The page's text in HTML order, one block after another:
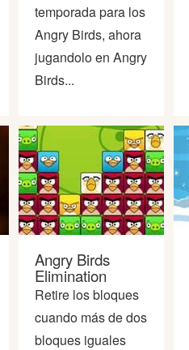
temporada para los
Angry Birds, ahora
jugandolo en Angry
Birds...
Angry Birds
Elimination
Retire los bloques
cuando más de dos
bloques iguales